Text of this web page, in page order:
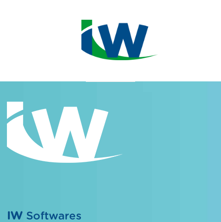
IW Softwares